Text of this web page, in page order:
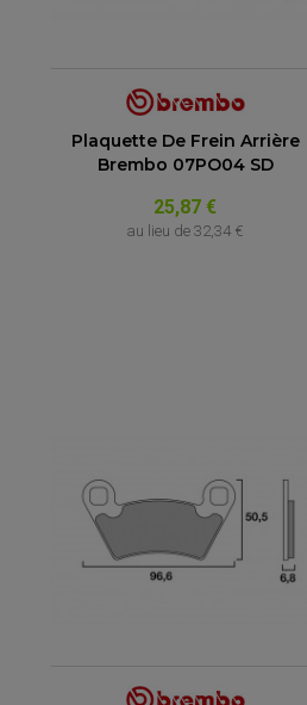
Plaquette De Frein Arrière
Brembo 07PO04 SD
25,87 €
au lieu de32,34 €